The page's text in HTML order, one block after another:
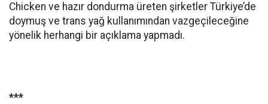
Chicken ve hazır dondurma üreten şirketler Türkiye’de
doymuş ve trans yağ kullanımından vazgeçileceğine
yönelik herhangi bir açıklama yapmadı.
***